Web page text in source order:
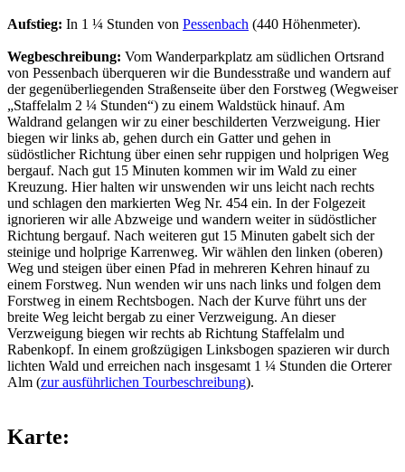
Aufstieg: In 1 ¼ Stunden von Pessenbach (440 Höhenmeter).
Wegbeschreibung: Vom Wanderparkplatz am südlichen Ortsrand
von Pessenbach überqueren wir die Bundesstraße und wandern auf
der gegenüberliegenden Straßenseite über den Forstweg (Wegweiser
„Staffelalm 2 ¼ Stunden“) zu einem Waldstück hinauf. Am
Waldrand gelangen wir zu einer beschilderten Verzweigung. Hier
biegen wir links ab, gehen durch ein Gatter und gehen in
südöstlicher Richtung über einen sehr ruppigen und holprigen Weg
bergauf. Nach gut 15 Minuten kommen wir im Wald zu einer
Kreuzung. Hier halten wir unswenden wir uns leicht nach rechts
und schlagen den markierten Weg Nr. 454 ein. In der Folgezeit
ignorieren wir alle Abzweige und wandern weiter in südöstlicher
Richtung bergauf. Nach weiteren gut 15 Minuten gabelt sich der
steinige und holprige Karrenweg. Wir wählen den linken (oberen)
Weg und steigen über einen Pfad in mehreren Kehren hinauf zu
einem Forstweg. Nun wenden wir uns nach links und folgen dem
Forstweg in einem Rechtsbogen. Nach der Kurve führt uns der
breite Weg leicht bergab zu einer Verzweigung. An dieser
Verzweigung biegen wir rechts ab Richtung Staffelalm und
Rabenkopf. In einem großzügigen Linksbogen spazieren wir durch
lichten Wald und erreichen nach insgesamt 1 ¼ Stunden die Orterer
Alm (zur ausführlichen Tourbeschreibung).
Karte: